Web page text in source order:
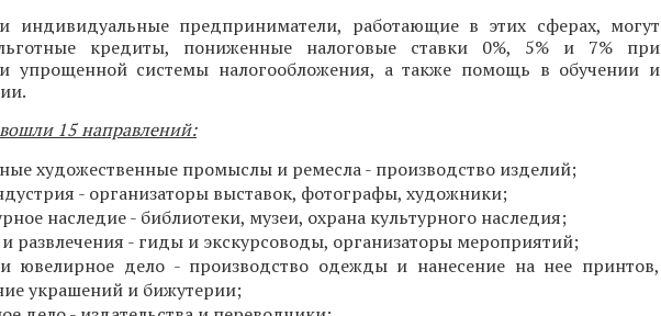
индивидуальные предприниматели, работающие в этих сферах, могут
кредиты, пониженные налоговые ставки 0%, 5% и 7% при
упрощенной системы налогообложения, а также помощь в обучении и
15 направлений:
художественные промыслы и ремесла - производство изделий;
- организаторы выставок, фотографы, художники;
наследие - библиотеки, музеи, охрана культурного наследия;
развлечения - гиды и экскурсоводы, организаторы мероприятий;
ювелирное дело - производство одежды и нанесение на нее принтов,
украшений и бижутерии;